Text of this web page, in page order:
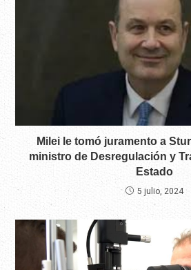
Milei le tomó juramento a
ministro de Desregulación y
Estado
5 julio, 2024